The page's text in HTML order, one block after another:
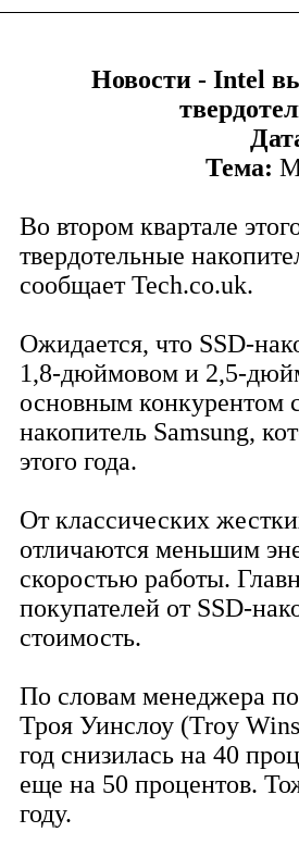
Новости - Intel
Тема:
Во втором квартале
твердотельные
сообщает Tech.co.uk.
Ожидается, что SSD-
1,8-дюймовом и 2,5-
основным конкурентом
накопитель Samsung,
этого года.
От классических
отличаются меньшим
скоростью работы.
покупателей от SSD-
стоимость.
По словам менеджера
Троя Уинслоу (Troy
год снизилась на 40
еще на 50 процентов.
году.